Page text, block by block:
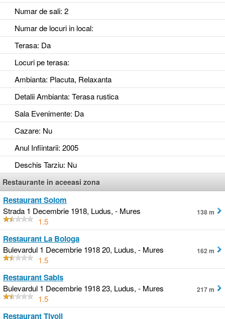
Numar de sali: 2
Numar de locuri in local:
Terasa: Da
Locuri pe terasa:
Ambianta: Placuta, Relaxanta
Detalii Ambianta: Terasa rustica
Sala Evenimente: Da
Cazare: Nu
Anul Infiintarii: 2005
Deschis Tarziu: Nu
Restaurante in aceeasi zona
Restaurant Soiom
Strada 1 Decembrie 1918, Ludus, - Mures
1.5
138 m
Restaurant La Bologa
Bulevardul 1 Decembrie 1918 20, Ludus, - Mures
1.5
162 m
Restaurant Sabis
Bulevardul 1 Decembrie 1918 23, Ludus, - Mures
1.5
217 m
Restaurant Tivoli